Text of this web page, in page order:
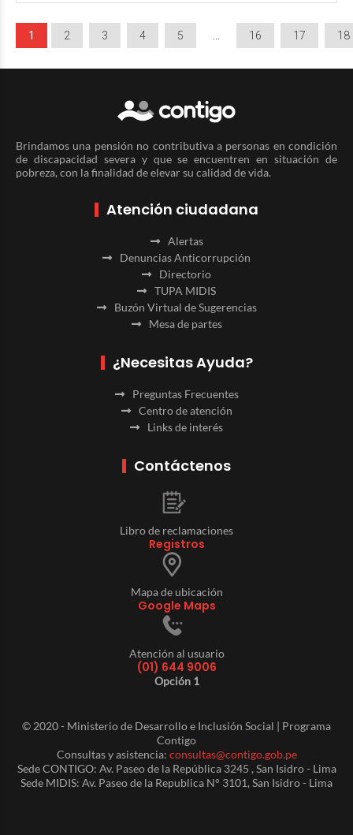
1 2 3 4 5 16 17 18
Brindamos una pensión no contributiva a personas en condición
de discapacidad severa y que se encuentren en situación de
pobreza, con la finalidad de elevar su calidad de vida.
Atención ciudadana
Alertas
Denuncias Anticorrupción
Directorio
TUPA MIDIS
Buzón Virtual de Sugerencias
Mesa de partes
¿Necesitas Ayuda?
Preguntas Frecuentes
Centro de atención
Links de interés
Contáctenos
Libro de reclamaciones
Registros
Mapa de ubicación
Google Maps
Atención al usuario
(01) 644 9006
Opción 1
© 2020 - Ministerio de Desarrollo e Inclusión Social | Programa
Contigo
Consultas y asistencia: consultas@contigo.gob.pe
Sede CONTIGO: Av. Paseo de la República 3245 , San Isidro - Lima
Sede MIDIS: Av. Paseo de la Republica N° 3101, San Isidro - Lima